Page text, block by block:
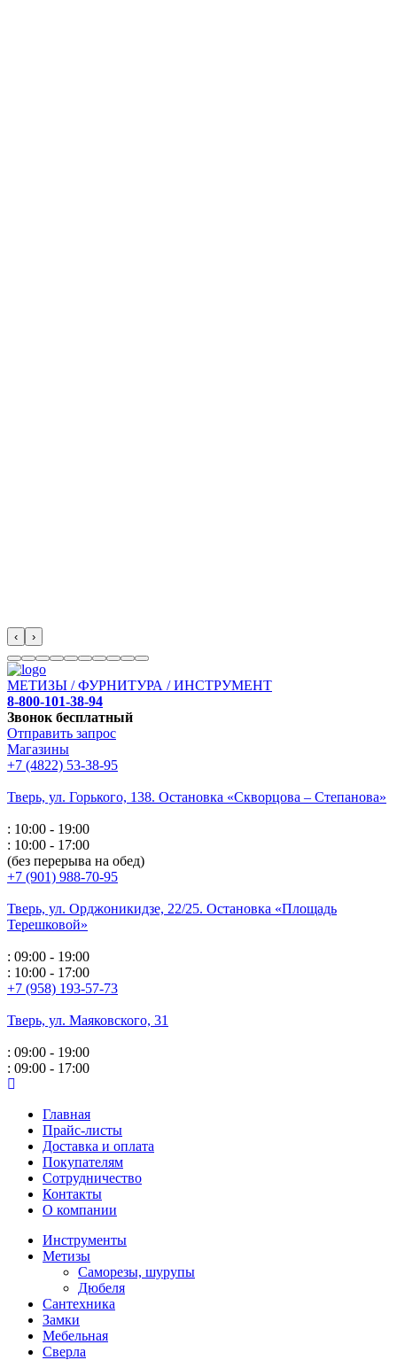
‹ ›
МЕТИЗЫ / ФУРНИТУРА / ИНСТРУМЕНТ
8-800-101-38-94
Звонок бесплатный
Отправить запрос
Магазины
+7 (4822) 53-38-95
Тверь, ул. Горького, 138. Остановка «Скворцова – Степанова»
: 10:00 - 19:00
: 10:00 - 17:00
(без перерыва на обед)
+7 (901) 988-70-95
Тверь, ул. Орджоникидзе, 22/25. Остановка «Площадь
Терешковой»
: 09:00 - 19:00
: 10:00 - 17:00
+7 (958) 193-57-73
Тверь, ул. Маяковского, 31
: 09:00 - 19:00
: 09:00 - 17:00
Главная
Прайс-листы
Доставка и оплата
Покупателям
Сотрудничество
Контакты
О компании
Инструменты
Метизы
Саморезы, шурупы
Дюбеля
Сантехника
Замки
Мебельная
Сверла